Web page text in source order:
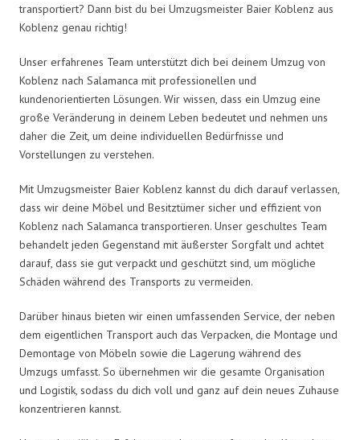
transportiert? Dann bist du bei Umzugsmeister Baier Koblenz aus
Koblenz genau richtig!
Unser erfahrenes Team unterstützt dich bei deinem Umzug von
Koblenz nach Salamanca mit professionellen und
kundenorientierten Lösungen. Wir wissen, dass ein Umzug eine
große Veränderung in deinem Leben bedeutet und nehmen uns
daher die Zeit, um deine individuellen Bedürfnisse und
Vorstellungen zu verstehen.
Mit Umzugsmeister Baier Koblenz kannst du dich darauf verlassen,
dass wir deine Möbel und Besitztümer sicher und effizient von
Koblenz nach Salamanca transportieren. Unser geschultes Team
behandelt jeden Gegenstand mit äußerster Sorgfalt und achtet
darauf, dass sie gut verpackt und geschützt sind, um mögliche
Schäden während des Transports zu vermeiden.
Darüber hinaus bieten wir einen umfassenden Service, der neben
dem eigentlichen Transport auch das Verpacken, die Montage und
Demontage von Möbeln sowie die Lagerung während des
Umzugs umfasst. So übernehmen wir die gesamte Organisation
und Logistik, sodass du dich voll und ganz auf dein neues Zuhause
konzentrieren kannst.